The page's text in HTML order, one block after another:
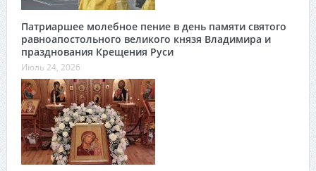
Патриаршее молебное пение в день памяти святого
равноапостольного великого князя Владимира и
празднования Крещения Руси
Июль 24, 2026